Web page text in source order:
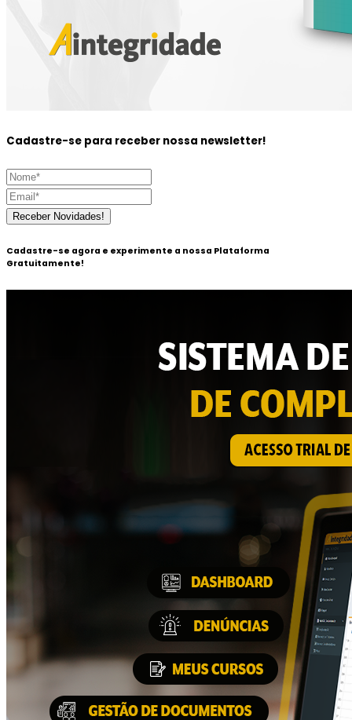
Cadastre-se para receber nossa newsletter!
Receber Novidades!
Cadastre-se agora e experimente a nossa Plataforma
Gratuitamente!